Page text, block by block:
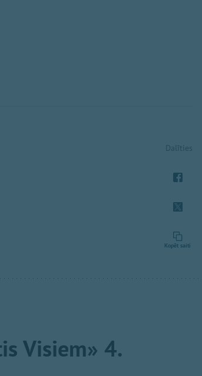
Dalīties
Kopēt saiti
Visiem» 4.